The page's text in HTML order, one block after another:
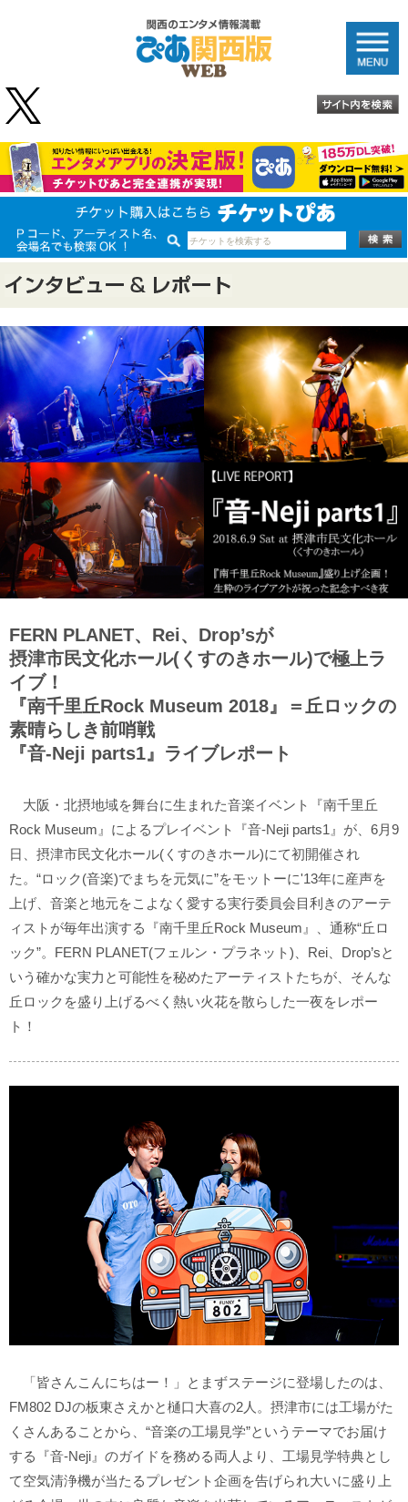
FERN PLANET、Rei、Drop’sが
摂津市民文化ホール(くすのきホール)で極上ラ
イブ！
『南千里丘Rock Museum 2018』＝丘ロックの
素晴らしき前哨戦
『音-Neji parts1』ライブレポート
大阪・北摂地域を舞台に生まれた音楽イベント『南千里丘
Rock Museum』によるプレイベント『音-Neji parts1』が、6月9
日、摂津市民文化ホール(くすのきホール)にて初開催され
た。“ロック(音楽)でまちを元気に”をモットーに'13年に産声を
上げ、音楽と地元をこよなく愛する実行委員会目利きのアーテ
ィストが毎年出演する『南千里丘Rock Museum』、通称“丘ロ
ック”。FERN PLANET(フェルン・プラネット)、Rei、Drop’sと
いう確かな実力と可能性を秘めたアーティストたちが、そんな
丘ロックを盛り上げるべく熱い火花を散らした一夜をレポー
ト！
「皆さんこんにちはー！」とまずステージに登場したのは、
FM802 DJの板東さえかと樋口大喜の2人。摂津市には工場がた
くさんあることから、“音楽の工場見学”というテーマでお届け
する『音-Neji』のガイドを務める両人より、工場見学特典とし
て空気清浄機が当たるプレゼント企画を告げられ大いに盛り上